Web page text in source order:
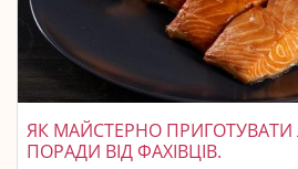
ЯК МАЙСТЕРНО ПРИГОТУВАТИ
ПОРАДИ ВІД ФАХІВЦІВ.